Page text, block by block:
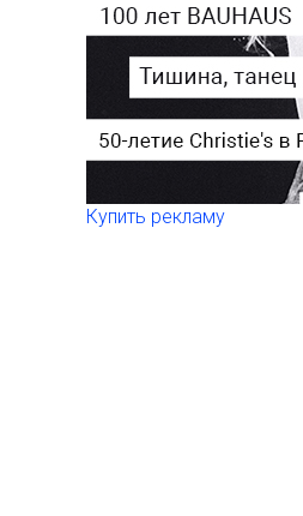
Купить рекламу